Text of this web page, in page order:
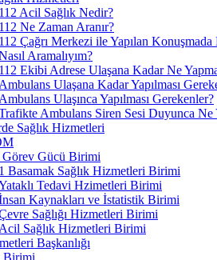
112 Acil Sağlık Nedir?
112 Ne Zaman Aranır?
112 Çağrı Merkezi ile Yapılan
Aramalıyım?
112 Ekibi Adrese Ulaşana Kadar Ne
Ambulans Ulaşana Kadar Yapılması
Ambulans Ulaşınca Yapılması Gerekenler?
Ambulans Siren Sesi Duyunca Ne
Sağlık Hizmetleri
Görev Gücü Birimi
1 Basamak Sağlık Hizmetleri Birimi
Tedavi Hzimetleri Birimi
Kaynakları ve İstatistik Birimi
Sağlığı Hizmetleri Birimi
Acil Sağlık Hizmetleri Birimi
Başkanlığı
Birimi